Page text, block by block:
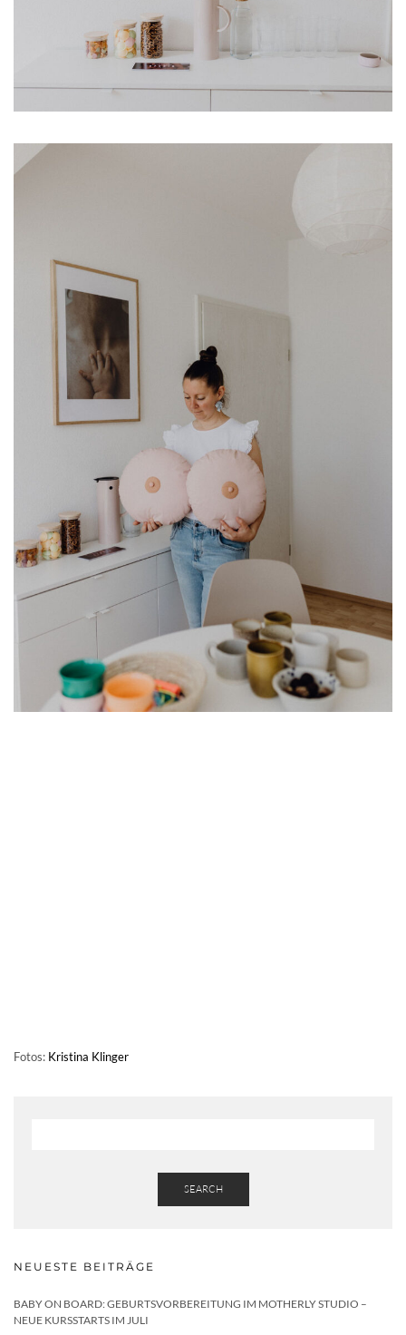
Fotos: Kristina Klinger
SEARCH
NEUESTE BEITRÄGE
BABY ON BOARD: GEBURTSVORBEREITUNG IM MOTHERLY STUDIO –
NEUE KURSSTARTS IM JULI